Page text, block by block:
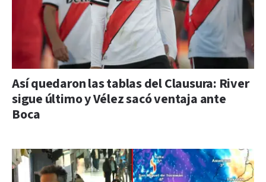
Así quedaron las tablas del Clausura: River
sigue último y Vélez sacó ventaja ante
Boca